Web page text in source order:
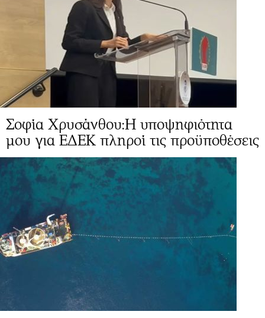
Σοφία Χρυσάνθου:Η υποψηφιότητα
μου για ΕΔΕΚ πληροί τις προϋποθέσεις